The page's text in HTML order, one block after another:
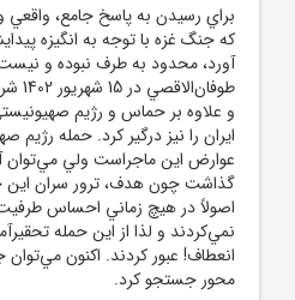
براي رسيدن به پاسخ جامع، واقعي و
که جنگ غزه با توجه به انگيزه
آورد، محدود به طرف نبوده و
و علاوه بر حماس و رژيم
ايران را نيز درگير کرد. حمله رژيم
عوارض اين ماجراست ولي
گذاشت چون هدف، ترور سران
اصولاً در هيچ زماني احساس
نمي‌کردند و لذا از اين حمله
انعطاف! عبور کردند. اکنون
محور جستجو کرد.